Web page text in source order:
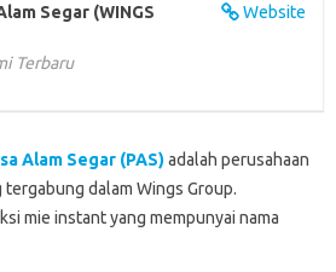
Website
Segar (WINGS
Terbaru
Alam Segar (PAS)adalah perusahaan
dalam Wings Group.
mie instant yang mempunyai nama